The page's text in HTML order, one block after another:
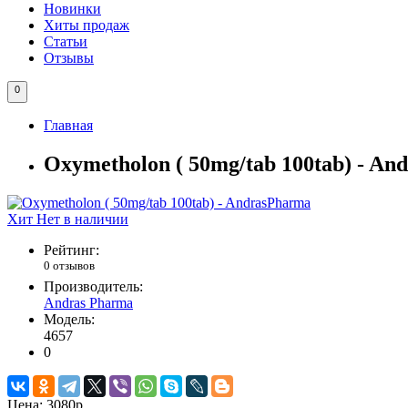
Новинки
Хиты продаж
Статьи
Отзывы
0
Главная
Oxymetholon ( 50mg/tab 100tab) -
Хит Нет в наличии
Рейтинг:
0 отзывов
Производитель:
Andras Pharma
Модель:
4657
0